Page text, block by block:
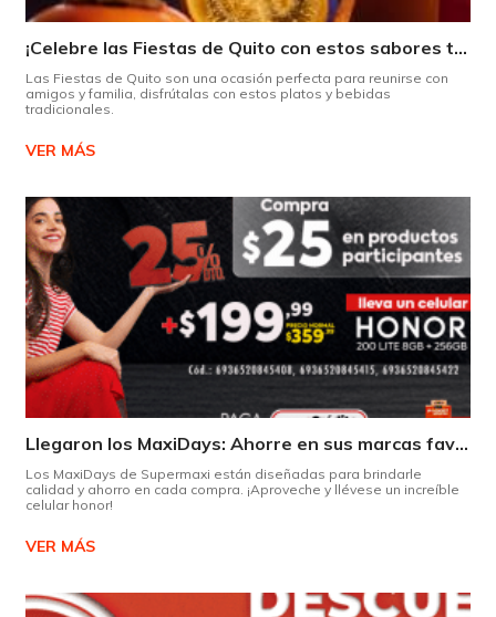
¡Celebre las Fiestas de Quito con estos sabores típicos!
Las Fiestas de Quito son una ocasión perfecta para reunirse con
amigos y familia, disfrútalas con estos platos y bebidas
tradicionales.
VER MÁS
Llegaron los MaxiDays: Ahorre en sus marcas favoritas
Los MaxiDays de Supermaxi están diseñadas para brindarle
calidad y ahorro en cada compra. ¡Aproveche y llévese un increíble
celular honor!
VER MÁS